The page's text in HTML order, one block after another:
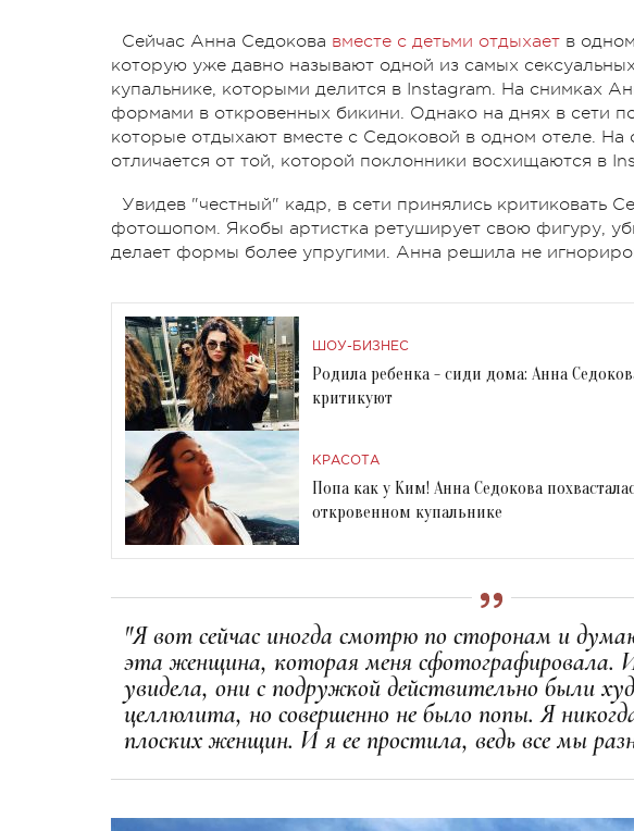
Сейчас Анна Седокова вместе с детьми отдыхает в
которую уже давно называют одной из самых
купальнике, которыми делится в Instagram. На снимках
формами в откровенных бикини. Однако на днях в сети
которые отдыхают вместе с Седоковой в одном отеле. На
отличается от той, которой поклонники восхищаются в
Увидев "честный" кадр, в сети принялись критиковать
фотошопом. Якобы артистка ретуширует свою фигуру,
делает формы более упругими. Анна решила не
ШОУ-БИЗНЕС
Родила ребенка - сиди дома: Анна
критикуют
КРАСОТА
Попа как у Ким! Анна Седокова
откровенном купальнике
"Я вот сейчас иногда смотрю по сторонам и
эта женщина, которая меня сфотографировала.
увидела, они с подружкой действительно были
целлюлита, но совершенно не было попы. Я
плоских женщин. И я ее простила, ведь все мы